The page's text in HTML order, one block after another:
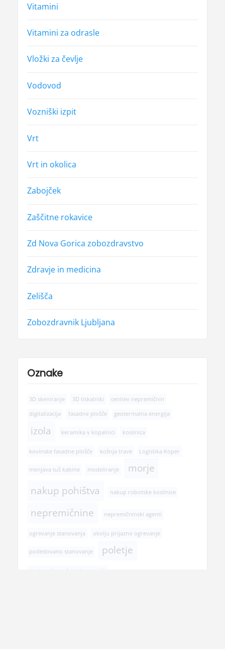
Vitamini
Vitamini za odrasle
Vložki za čevlje
Vodovod
Vozniški izpit
Vrt
Vrt in okolica
Zabojček
Zaščitne rokavice
Zd Nova Gorica zobozdravstvo
Zdravje in medicina
Zelišča
Zobozdravnik Ljubljana
Oznake
3D skeniranje 3D tiskalniki cenitev nepremičnin
digitalizacija fasadne plošče geotermalna energija
izola keramika v kopalnici kosilnica
kovinske fasadne plošče košnja trave Logistika Koper
menjava tuš kabine modeliranje
morje
nakup pohištva
nakup robotske kosilnice
nepremičnine nepremičninski agenti
ogrevanje stanovanja okolju prijazno ogrevanje
podedovano stanovanje poletje
postopek prodaje stanovanja